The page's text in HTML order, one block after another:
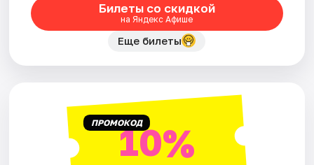
Билеты со скидкой
на Яндекс Афише
Еще билеты
ПРОМОКОД10%